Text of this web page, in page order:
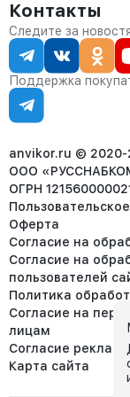
Сервис
Статус заказа
Статьи
О компании
Контакты
Партнёрам
Контакты
Отдел продаж:
8 (800) 234-22-62
corp@anvikor.ru
Ежедневно, с
Отдел рекламации:
8 (953) 455-25-61
Следите за
Поддержка
anvikor.ru © 2020-
ООО
ОГРН
Оферта
Согласие на
Согласие на
пользователей
Политика
Согласие на
лицам
Согласие реклама
Карта сайта